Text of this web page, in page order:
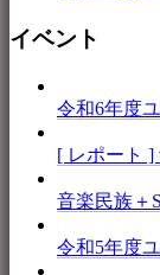
イベント
令和6年度
[ レポート ]
音楽民族＋
令和5年度